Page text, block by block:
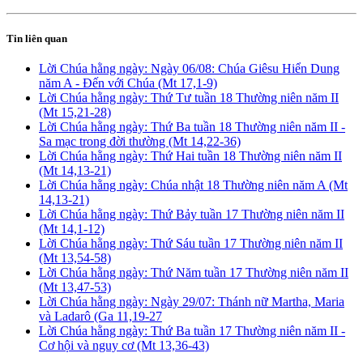
Tin liên quan
Lời Chúa hằng ngày: Ngày 06/08: Chúa Giêsu Hiển Dung
năm A - Đến với Chúa (Mt 17,1-9)
Lời Chúa hằng ngày: Thứ Tư tuần 18 Thường niên năm II
(Mt 15,21-28)
Lời Chúa hằng ngày: Thứ Ba tuần 18 Thường niên năm II -
Sa mạc trong đời thường (Mt 14,22-36)
Lời Chúa hằng ngày: Thứ Hai tuần 18 Thường niên năm II
(Mt 14,13-21)
Lời Chúa hằng ngày: Chúa nhật 18 Thường niên năm A (Mt
14,13-21)
Lời Chúa hằng ngày: Thứ Bảy tuần 17 Thường niên năm II
(Mt 14,1-12)
Lời Chúa hằng ngày: Thứ Sáu tuần 17 Thường niên năm II
(Mt 13,54-58)
Lời Chúa hằng ngày: Thứ Năm tuần 17 Thường niên năm II
(Mt 13,47-53)
Lời Chúa hằng ngày: Ngày 29/07: Thánh nữ Martha, Maria
và Ladarô (Ga 11,19-27
Lời Chúa hằng ngày: Thứ Ba tuần 17 Thường niên năm II -
Cơ hội và nguy cơ (Mt 13,36-43)